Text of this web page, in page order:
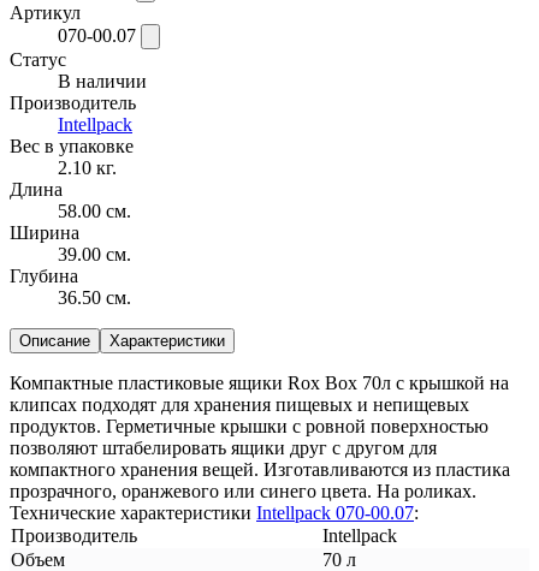
Артикул
070-00.07
Статус
В наличии
Производитель
Intellpack
Вес в упаковке
2.10 кг.
Длина
58.00 см.
Ширина
39.00 см.
Глубина
36.50 см.
Описание Характеристики
Компактные пластиковые ящики Rox Box 70л с крышкой на
клипсах подходят для хранения пищевых и непищевых
продуктов. Герметичные крышки с ровной поверхностью
позволяют штабелировать ящики друг с другом для
компактного хранения вещей. Изготавливаются из пластика
прозрачного, оранжевого или синего цвета. На роликах.
Технические характеристики Intellpack 070-00.07:
Производитель
Intellpack
Объем
70 л